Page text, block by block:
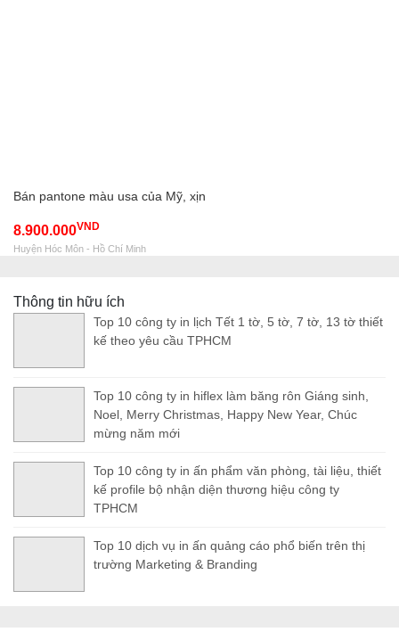
Bán pantone màu usa của Mỹ, xịn
8.900.000VND
Huyện Hóc Môn - Hồ Chí Minh
Thông tin hữu ích
Top 10 công ty in lịch Tết 1 tờ, 5 tờ, 7 tờ, 13 tờ thiết
kế theo yêu cầu TPHCM
Top 10 công ty in hiflex làm băng rôn Giáng sinh,
Noel, Merry Christmas, Happy New Year, Chúc
mừng năm mới
Top 10 công ty in ấn phẩm văn phòng, tài liệu, thiết
kế profile bộ nhận diện thương hiệu công ty
TPHCM
Top 10 dịch vụ in ấn quảng cáo phổ biến trên thị
trường Marketing & Branding